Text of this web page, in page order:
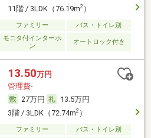
11階 / 3LDK（76.19m2）
ファミリー バス・トイレ別
モニタ付インターホ
ン
オートロック付き
13.50万円
管理費-
27万円
13.5万円
3階 / 3LDK（72.74m2）
ファミリー バス・トイレ別